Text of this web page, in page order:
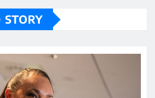
STORY